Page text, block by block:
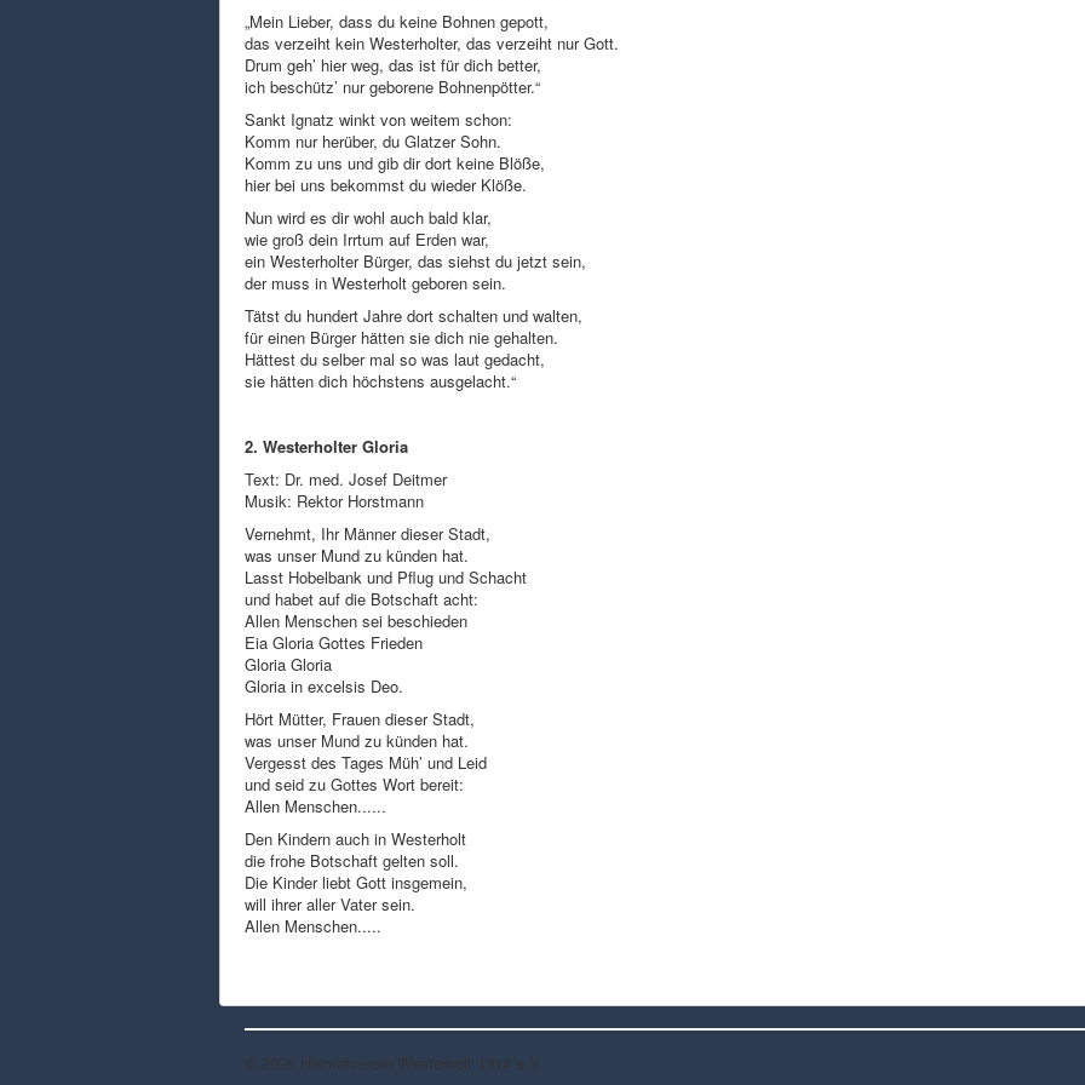
„Mein Lieber, dass du keine Bohnen gepott,
das verzeiht kein Westerholter, das verzeiht nur Gott.
Drum geh’ hier weg, das ist für dich better,
ich beschütz’ nur geborene Bohnenpötter.“
Sankt Ignatz winkt von weitem schon:
Komm nur herüber, du Glatzer Sohn.
Komm zu uns und gib dir dort keine Blöße,
hier bei uns bekommst du wieder Klöße.
Nun wird es dir wohl auch bald klar,
wie groß dein Irrtum auf Erden war,
ein Westerholter Bürger, das siehst du jetzt sein,
der muss in Westerholt geboren sein.
Tätst du hundert Jahre dort schalten und walten,
für einen Bürger hätten sie dich nie gehalten.
Hättest du selber mal so was laut gedacht,
sie hätten dich höchstens ausgelacht.“
2. Westerholter Gloria
Text: Dr. med. Josef Deitmer
Musik: Rektor Horstmann
Vernehmt, Ihr Männer dieser Stadt,
was unser Mund zu künden hat.
Lasst Hobelbank und Pflug und Schacht
und habet auf die Botschaft acht:
Allen Menschen sei beschieden
Eia Gloria Gottes Frieden
Gloria Gloria
Gloria in excelsis Deo.
Hört Mütter, Frauen dieser Stadt,
was unser Mund zu künden hat.
Vergesst des Tages Müh’ und Leid
und seid zu Gottes Wort bereit:
Allen Menschen......
Den Kindern auch in Westerholt
die frohe Botschaft gelten soll.
Die Kinder liebt Gott insgemein,
will ihrer aller Vater sein.
Allen Menschen.....
© 2026 Heimatverein Westerholt 1914 e.V.